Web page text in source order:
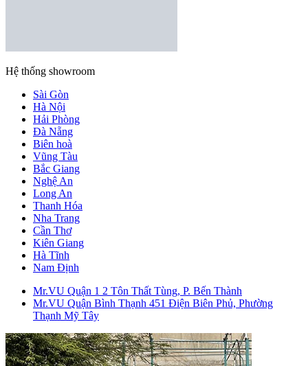
Hệ thống showroom
Sài Gòn
Hà Nội
Hải Phòng
Đà Nẵng
Biên hoà
Vũng Tàu
Bắc Giang
Nghệ An
Long An
Thanh Hóa
Nha Trang
Cần Thơ
Kiên Giang
Hà Tĩnh
Nam Định
Mr.VU Quận 1 2 Tôn Thất Tùng, P. Bến Thành
Mr.VU Quận Bình Thạnh 451 Điện Biên Phủ, Phường
Thạnh Mỹ Tây